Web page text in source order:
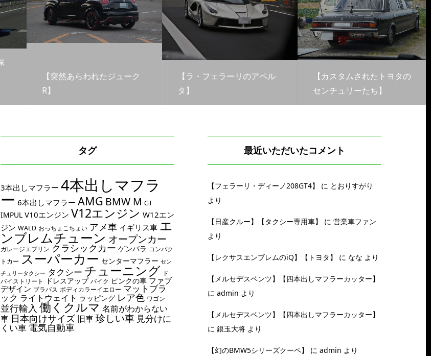
【突然あらわれたジューク
R】
【ラ・フェラーリのアペル
タ】
【カスタムされたトヨタの
センチュリーたち】
タグ
3本出しマフラー 4本出しマフラ
ー 6本出しマフラー AMG BMW M GT
IMPUL V10エンジン V12エンジン W12エン
ジン WALD おっちょこちょい アメ車 イギリス車 エ
ンブレムチューン オープンカー
ガレージエブリン クラシックカー ゲンバラ コンパク
トカー スーパーカー センターマフラー セン
チュリータクシー タクシー チューニング ド
バイストリート
ドレスアップ バイク ピンクの車 ファブ
デザイン ブラバス ボディカラーイエロー マットブラ
ック ライトウェイト ラッピング レア色 ワゴン
並行輸入 働くクルマ 名前がわからない
車 日本向けサイズ 旧車珍しい車 見分けに
くい車 電気自動車
最近いただいたコメント
【フェラーリ・ディーノ208GT4】 に とおりすがり
より
【日産クルー】【タクシー専用車】 に 営業車ファン
より
【レクサスエンブレムのiQ】【トヨタ】 に なな より
【メルセデスベンツ】【四本出しマフラーカッター】
に admin より
【メルセデスベンツ】【四本出しマフラーカッター】
に 銀玉大将 より
【幻のBMW5シリーズクーペ】 に admin より